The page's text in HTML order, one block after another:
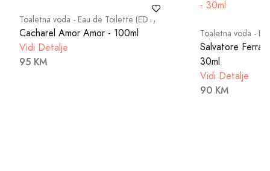
Toaletna voda - Eau de Toilette (EDT)
Cacharel Amor Amor - 100ml
Vidi Detalje
95 KM
Toaletna voda -
Salvatore
30ml
Vidi Detalje
90 KM